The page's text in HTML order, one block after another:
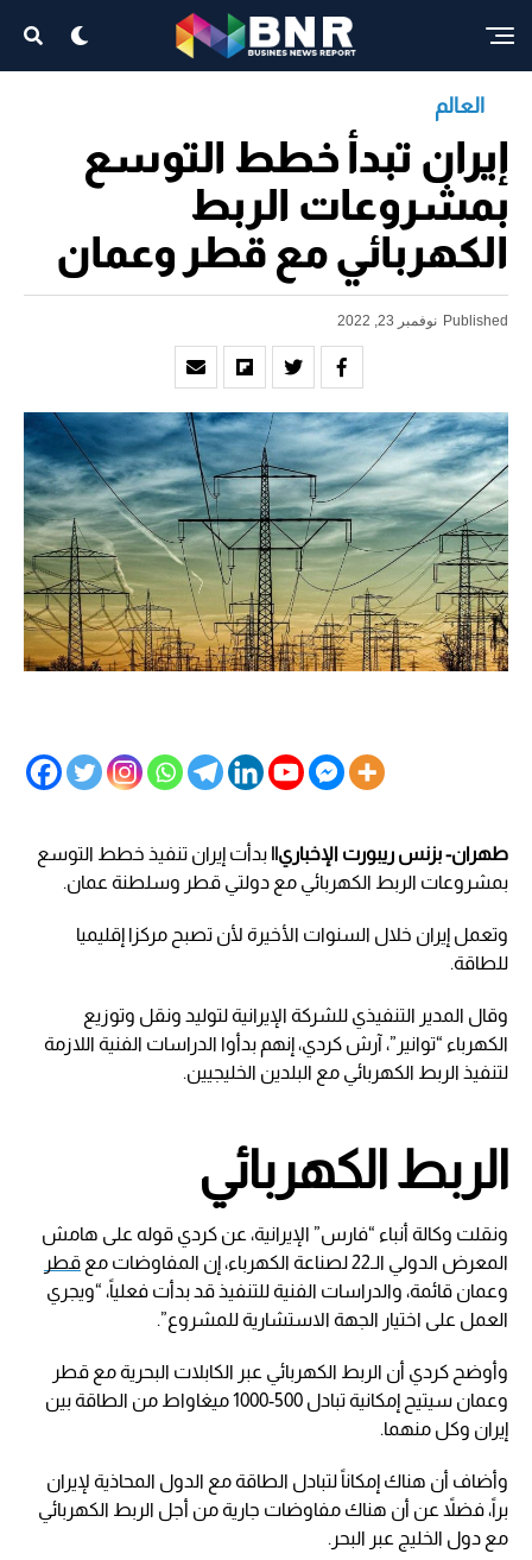
العالم
إيران تبدأ خطط التوسع
بمشروعات الربط
الكهربائي مع قطر وعمان
Published نوفمبر 23, 2022
طهران- بزنس ريبورت الإخباري|| بدأت إيران تنفيذ خطط التوسع
بمشروعات الربط الكهربائي مع دولتي قطر وسلطنة عمان.
وتعمل إيران خلال السنوات الأخيرة لأن تصبح مركزا إقليميا
للطاقة.
وقال المدير التنفيذي للشركة الإيرانية لتوليد ونقل وتوزيع
الكهرباء “توانير”، آرش كردي، إنهم بدأوا الدراسات الفنية اللازمة
لتنفيذ الربط الكهربائي مع البلدين الخليجيين.
الربط الكهربائي
ونقلت وكالة أنباء “فارس” الإيرانية، عن كردي قوله على هامش
المعرض الدولي الـ22 لصناعة الكهرباء، إن المفاوضات مع
قطر
وعمان قائمة، والدراسات الفنية للتنفيذ قد بدأت فعلياً، “ويجري
العمل على اختيار الجهة الاستشارية للمشروع”.
وأوضح كردي أن الربط الكهربائي عبر الكابلات البحرية مع قطر
وعمان سيتيح إمكانية تبادل 500-1000 ميغاواط من الطاقة بين
إيران وكل منهما.
وأضاف أن هناك إمكاناً لتبادل الطاقة مع الدول المحاذية لإيران
براً، فضلاً عن أن هناك مفاوضات جارية من أجل الربط الكهربائي
مع دول الخليج عبر البحر.